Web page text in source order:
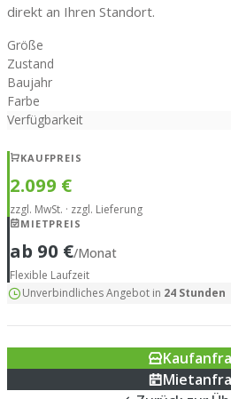
direkt an Ihren Standort.
Größe
Zustand
Baujahr
Farbe
Verfügbarkeit
KAUFPREIS
2.099 €
zzgl. MwSt. · zzgl. Lieferung
MIETPREIS
ab 90 €/Monat
Flexible Laufzeit
Unverbindliches Angebot in 24 Stunden